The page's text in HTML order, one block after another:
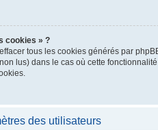
cookies » ?
tous les cookies générés par
lus) dans le cas où cette
des utilisateurs